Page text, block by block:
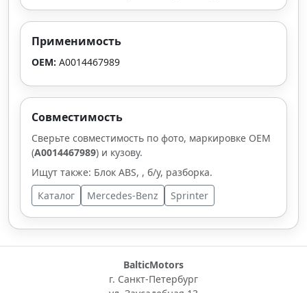
Применимость
OEM: A0014467989
Совместимость
Сверьте совместимость по фото, маркировке OEM
(A0014467989) и кузову.
Ищут также: Блок ABS, , б/у, разборка.
Каталог
Mercedes-Benz Sprinter
BalticMotors
г. Санкт-Петербург